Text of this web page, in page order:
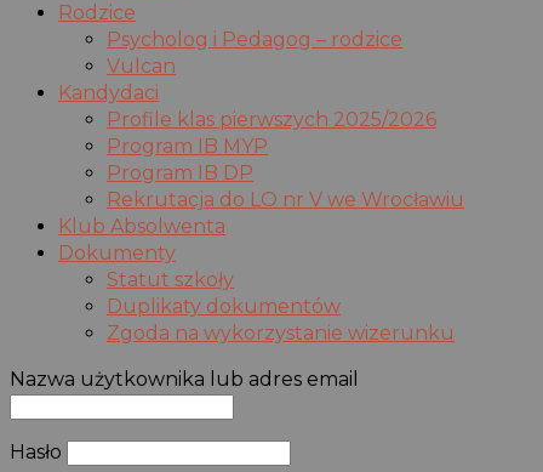
Rodzice
Psycholog i Pedagog – rodzice
Vulcan
Kandydaci
Profile klas pierwszych 2025/2026
Program IB MYP
Program IB DP
Rekrutacja do LO nr V we Wrocławiu
Klub Absolwenta
Dokumenty
Statut szkoły
Duplikaty dokumentów
Zgoda na wykorzystanie wizerunku
Nazwa użytkownika lub adres email
Hasło